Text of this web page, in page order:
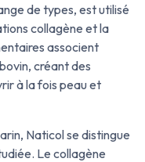
de types, est utilisé
collagène et la
associent
créant des
à la fois peau et
Naticol se distingue
Le collagène